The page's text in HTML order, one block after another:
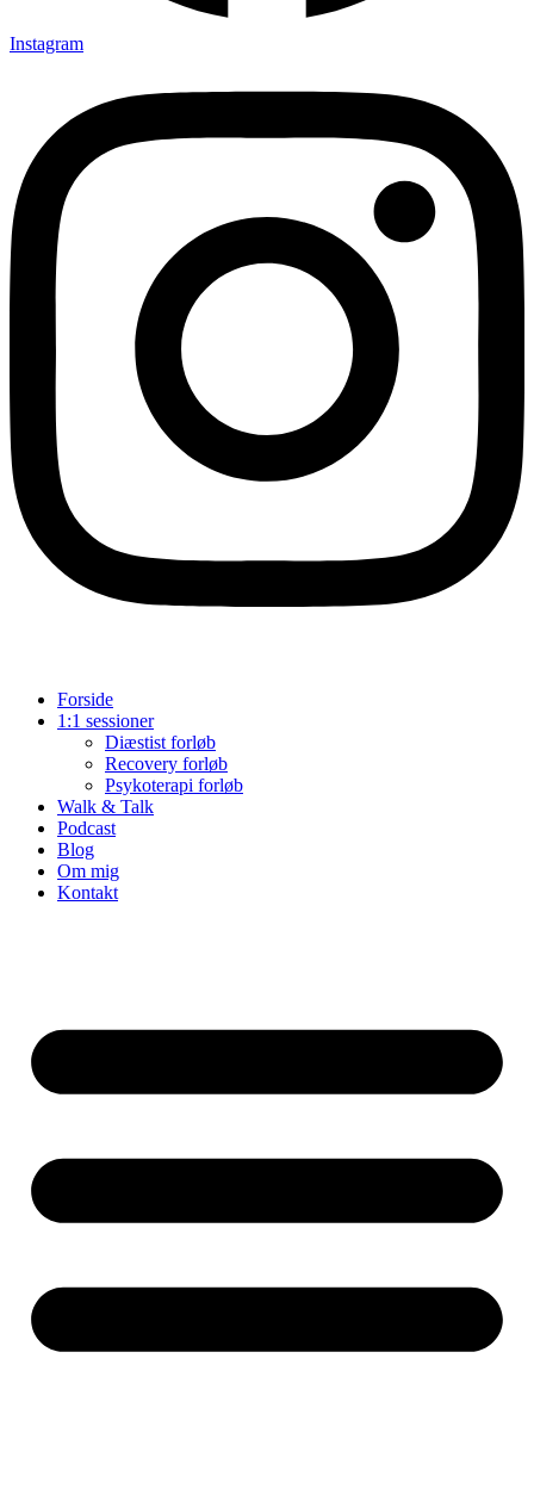
Instagram
Forside
1:1 sessioner
Diæstist forløb
Recovery forløb
Psykoterapi forløb
Walk & Talk
Podcast
Blog
Om mig
Kontakt